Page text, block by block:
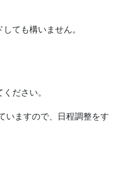
ても構いません。
ださい。
ますので、日程調整をす